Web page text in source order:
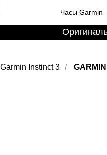
Часы Garmin
Garmin Instinct 3 /